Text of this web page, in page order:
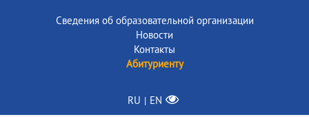
Сведения об образовательной организации
Новости
Контакты
Абитуриенту
RU | EN